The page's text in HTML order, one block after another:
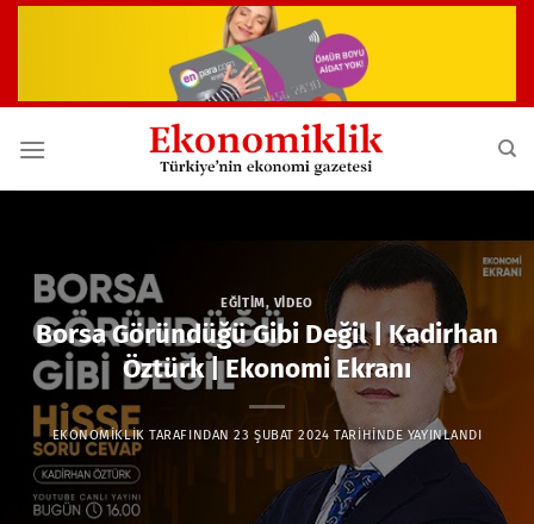
EĞITIM, VIDEO
Borsa Göründüğü Gibi Değil | Kadirhan
Öztürk | Ekonomi Ekranı
EKONOMIKLIK TARAFINDAN 23 ŞUBAT 2024 TARIHINDE YAYINLANDI